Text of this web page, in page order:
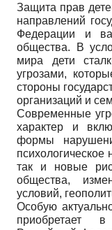
Защита прав
направлений
Федерации и
общества. В
мира дети
угрозами,
стороны
организаций и
Современные
характер и
формы
так и новые
общества,
условий,
Особую
приобретает в